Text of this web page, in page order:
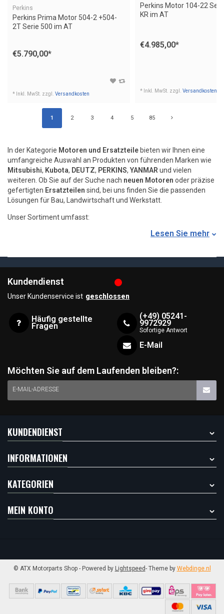
Perkins
Perkins Prima Motor 504-2 +504-
2T Serie 500 im AT
€5.790,00*
* Inkl. MwSt. zzgl. Versandkosten
Perkins Motor 104-22
KR im AT
€4.985,00*
* Inkl. MwSt. zzgl. Versandkosten
1 2 3 4 5 85
In der Kategorie Motoren und Ersatzteile bieten wir Ihnen eine
umfangreiche Auswahl an Produkten von führenden Marken wie
Mitsubishi, Kubota, DEUTZ, PERKINS, YANMAR und vielen
weiteren. Ob Sie auf der Suche nach neuen Motoren oder präzise
gefertigten Ersatzteilen sind, bei uns finden Sie die passenden
Lösungen für Bau, Landwirtschaft und Werkstatt.
Unser Sortiment umfasst:
: Zuverlässige Leistung für jede
Lösungen.
Entdecken Sie jetzt unser umfassendes Sortiment an Motoren
und Ersatzteilen, um Ihre Maschinen in Topform zu halten.
online bestellen und von schneller Lieferung profitieren!
Lesen Sie mehr
Kundendienst
Unser Kundenservice ist geschlossen
Häufig gestellte
Fragen
(+49) 05241-
9972929
Sofortige Antwort
E-Mail
Möchten Sie auf dem Laufenden bleiben?:
E-MAIL-ADRESSE
KUNDENDIENST
INFORMATIONEN
KATEGORIEN
MEIN KONTO
© ATX Motorparts Shop - Powered by Lightspeed- Theme by Webdinge.nl